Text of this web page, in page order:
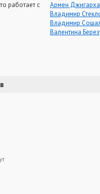
работает с
Армен
Владимир
Владимир
Валентина